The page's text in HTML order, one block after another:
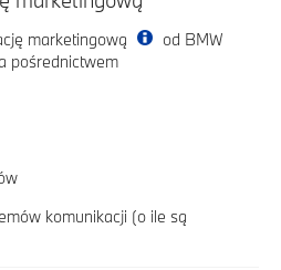
marketingową
od BMW
pośrednictwem
komunikacji (o ile są